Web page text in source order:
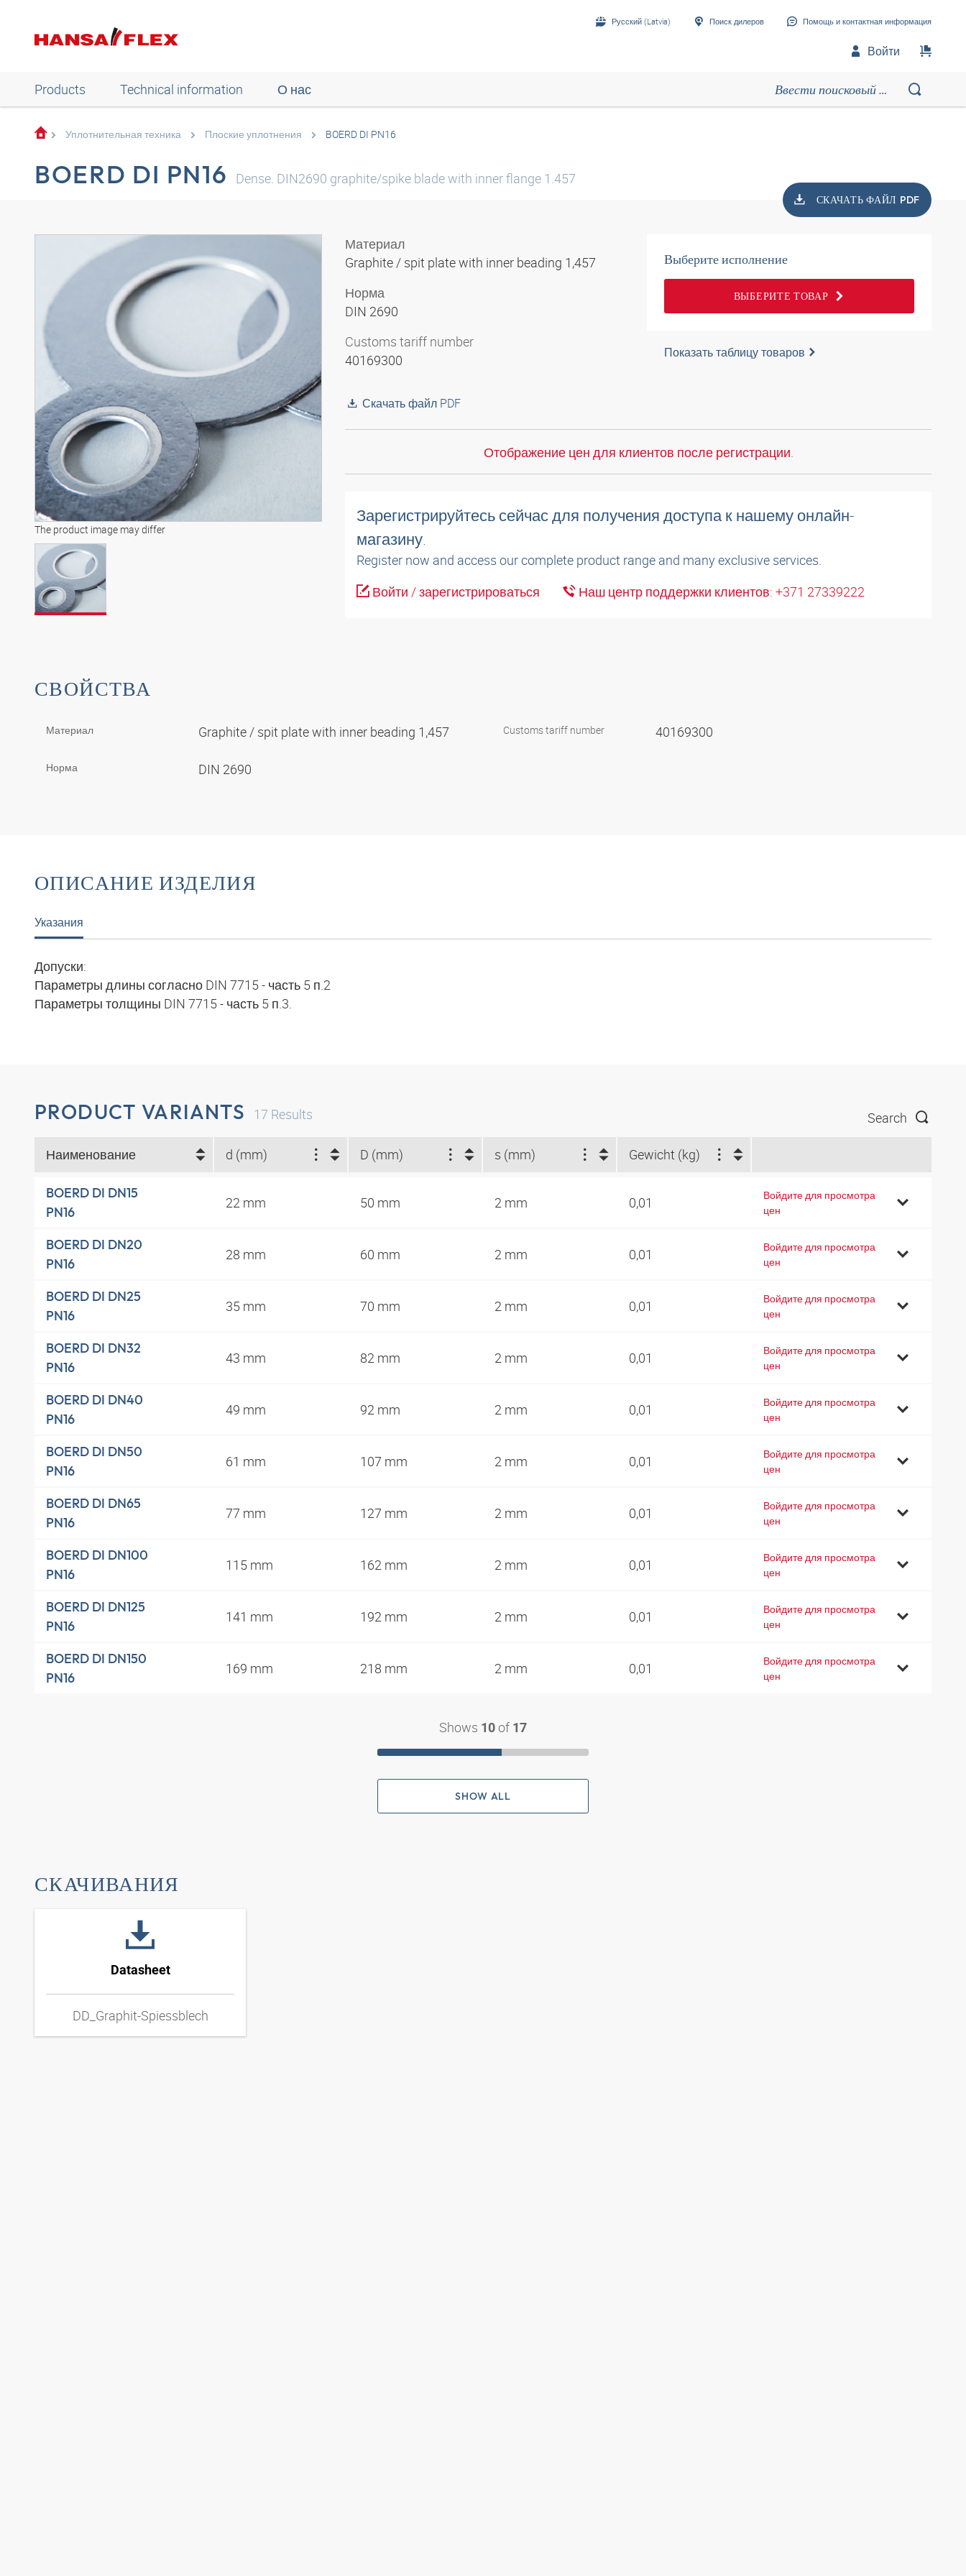
Русский (Latvia) Поиск дилеров Помощь и контактная информация
Войти
Products Technical information О нас
Уплотнительная техника Плоские уплотнения BOERD DI PN16
BOERD DI PN16 Dense. DIN2690 graphite/spike blade with inner flange 1.457
СКАЧАТЬ ФАЙЛ PDF
The product image may differ
Материал
Graphite / spit plate with inner beading 1,457
Норма
DIN 2690
Customs tariff number
40169300
Скачать файл PDF
Выберите исполнение
ВЫБЕРИТЕ ТОВАР
Показать таблицу товаров
Отображение цен для клиентов после регистрации.
Зарегистрируйтесь сейчас для получения доступа к нашему онлайн-
магазину.
Register now and access our complete product range and many exclusive services.
Войти / зарегистрироваться
Наш центр поддержки клиентов: +371 27339222
СВОЙСТВА
Материал Graphite / spit plate with inner beading 1,457
Норма DIN 2690
Customs tariff number 40169300
ОПИСАНИЕ ИЗДЕЛИЯ
Указания
Допуски:
Параметры длины согласно DIN 7715 - часть 5 п.2
Параметры толщины DIN 7715 - часть 5 п.3.
PRODUCT VARIANTS 17 Results Search
Наименование d (mm) D (mm) s (mm) Gewicht (kg)
BOERD DI DN15
PN16
22 mm 50 mm 2 mm 0,01
Войдите для просмотра
цен
BOERD DI DN20
PN16
28 mm 60 mm 2 mm 0,01
Войдите для просмотра
цен
BOERD DI DN25
PN16
35 mm 70 mm 2 mm 0,01
Войдите для просмотра
цен
BOERD DI DN32
PN16
43 mm 82 mm 2 mm 0,01
Войдите для просмотра
цен
BOERD DI DN40
PN16
49 mm 92 mm 2 mm 0,01
Войдите для просмотра
цен
BOERD DI DN50
PN16
61 mm 107 mm 2 mm 0,01
Войдите для просмотра
цен
BOERD DI DN65
PN16
77 mm 127 mm 2 mm 0,01
Войдите для просмотра
цен
BOERD DI DN100
PN16
115 mm 162 mm 2 mm 0,01
Войдите для просмотра
цен
BOERD DI DN125
PN16
141 mm 192 mm 2 mm 0,01
Войдите для просмотра
цен
BOERD DI DN150
PN16
169 mm 218 mm 2 mm 0,01
Войдите для просмотра
цен
Shows 10 of 17
SHOW ALL
СКАЧИВАНИЯ
Datasheet
DD_Graphit-Spiessblech